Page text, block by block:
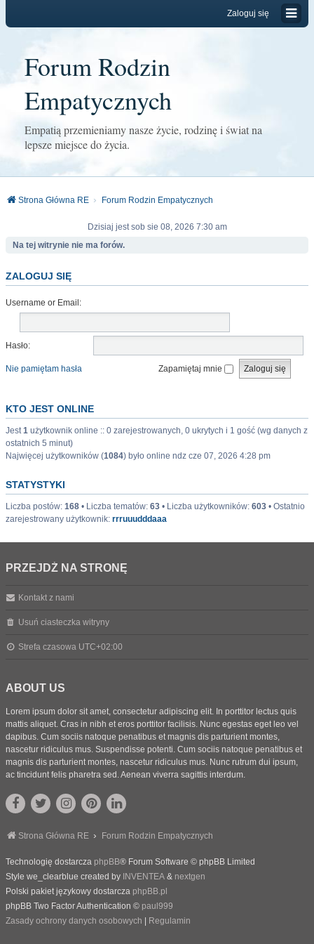
Zaloguj się
Forum Rodzin
Empatycznych
Empatią przemieniamy nasze życie, rodzinę i świat na
lepsze miejsce do życia.
Strona Główna RE Forum Rodzin Empatycznych
Dzisiaj jest sob sie 08, 2026 7:30 am
Na tej witrynie nie ma forów.
ZALOGUJ SIĘ
Username or Email:
Hasło:
Nie pamiętam hasła Zapamiętaj mnie
KTO JEST ONLINE
Jest1 użytkownik online :: 0 zarejestrowanych, 0 ukrytych i 1 gość (wg danych z
ostatnich 5 minut)
Najwięcej użytkowników (1084) było online ndz cze 07, 2026 4:28 pm
STATYSTYKI
Liczba postów: 168 • Liczba tematów: 63 • Liczba użytkowników: 603 • Ostatnio
zarejestrowany użytkownik: rrruuudddaaa
PRZEJDŹ NA STRONĘ
Kontakt z nami
Usuń ciasteczka witryny
Strefa czasowa UTC+02:00
ABOUT US
Lorem ipsum dolor sit amet, consectetur adipiscing elit. In porttitor lectus quis
mattis aliquet. Cras in nibh et eros porttitor facilisis. Nunc egestas eget leo vel
dapibus. Cum sociis natoque penatibus et magnis dis parturient montes,
nascetur ridiculus mus. Suspendisse potenti. Cum sociis natoque penatibus et
magnis dis parturient montes, nascetur ridiculus mus. Nunc rutrum dui ipsum,
ac tincidunt felis pharetra sed. Aenean viverra sagittis interdum.
Strona Główna RE Forum Rodzin Empatycznych
Technologię dostarcza phpBB® Forum Software © phpBB Limited
Style we_clearblue created by INVENTEA & nextgen
Polski pakiet językowy dostarcza phpBB.pl
phpBB Two Factor Authentication © paul999
Zasady ochrony danych osobowych
Regulamin